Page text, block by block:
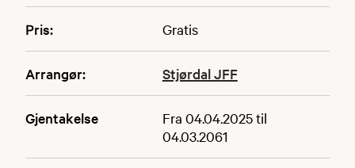
Pris: Gratis
Arrangør: Stjørdal JFF
Gjentakelse
Fra 04.04.2025 til
04.03.2061